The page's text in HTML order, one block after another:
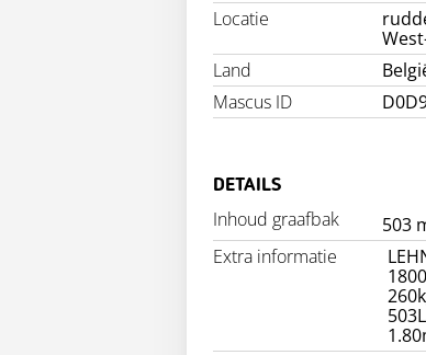
Locatie
Land
Mascus ID
DETAILS
Inhoud graafbak 503
Extra informatie
503L